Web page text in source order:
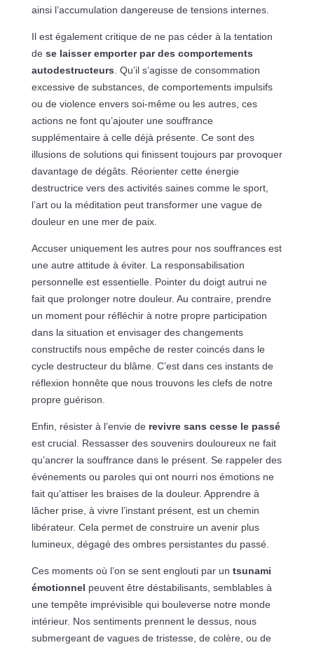
ainsi l’accumulation dangereuse de tensions internes.
Il est également critique de ne pas céder à la tentation
de se laisser emporter par des comportements
autodestructeurs . Qu’il s’agisse de consommation
excessive de substances, de comportements impulsifs
ou de violence envers soi-même ou les autres, ces
actions ne font qu’ajouter une souffrance
supplémentaire à celle déjà présente. Ce sont des
illusions de solutions qui finissent toujours par provoquer
davantage de dégâts. Réorienter cette énergie
destructrice vers des activités saines comme le sport,
l’art ou la méditation peut transformer une vague de
douleur en une mer de paix.
Accuser uniquement les autres pour nos souffrances est
une autre attitude à éviter. La responsabilisation
personnelle est essentielle. Pointer du doigt autrui ne
fait que prolonger notre douleur. Au contraire, prendre
un moment pour réfléchir à notre propre participation
dans la situation et envisager des changements
constructifs nous empêche de rester coincés dans le
cycle destructeur du blâme. C’est dans ces instants de
réflexion honnête que nous trouvons les clefs de notre
propre guérison.
Enfin, résister à l’envie de revivre sans cesse le passé
est crucial. Ressasser des souvenirs douloureux ne fait
qu’ancrer la souffrance dans le présent. Se rappeler des
événements ou paroles qui ont nourri nos émotions ne
fait qu’attiser les braises de la douleur. Apprendre à
lâcher prise, à vivre l’instant présent, est un chemin
libérateur. Cela permet de construire un avenir plus
lumineux, dégagé des ombres persistantes du passé.
Ces moments où l’on se sent englouti par un tsunami
émotionnel peuvent être déstabilisants, semblables à
une tempête imprévisible qui bouleverse notre monde
intérieur. Nos sentiments prennent le dessus, nous
submergeant de vagues de tristesse, de colère, ou de